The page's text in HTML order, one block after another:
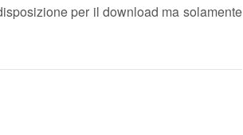
per il download ma solamente